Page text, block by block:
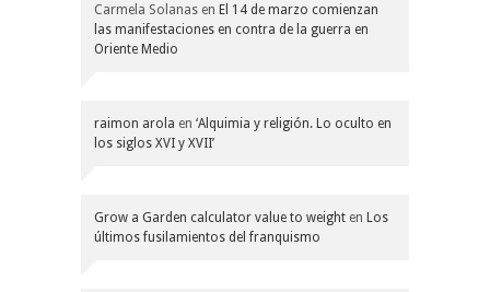
Carmela Solanas en El 14 de marzo comienzan
las manifestaciones en contra de la guerra en
Oriente Medio
raimon arola en ‘Alquimia y religión. Lo oculto en
los siglos XVI y XVII’
Grow a Garden calculator value to weight en Los
últimos fusilamientos del franquismo